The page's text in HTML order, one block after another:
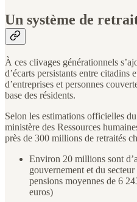
Un système de
À ces clivages générationnels
d’écarts persistants entre citadins
d’entreprises et personnes
base des résidents.
Selon les estimations officielles
ministère des Ressources
près de 300 millions de retraités
Environ 20 millions sont
gouvernement et du
pensions moyennes de 6
euros)